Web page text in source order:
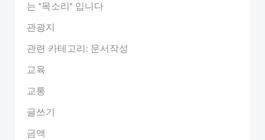
는 "목소리" 입니다
관광지
관련 카테고리: 문서작성
교육
교통
글쓰기
금액